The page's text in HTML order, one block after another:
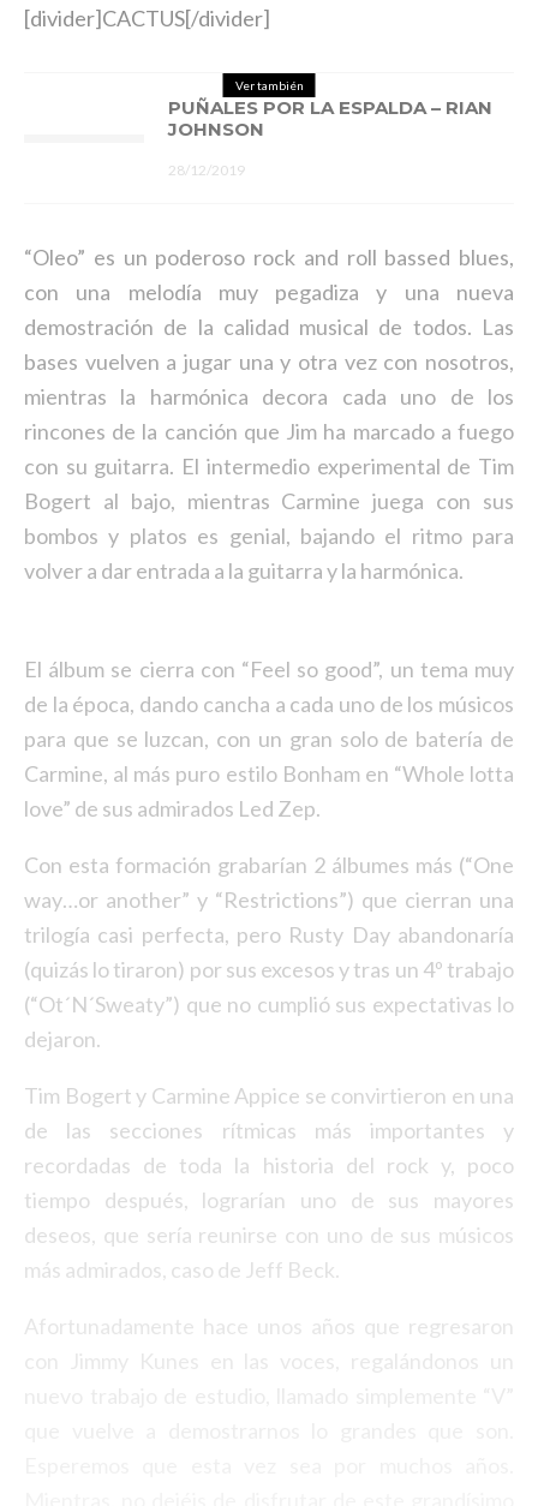
[divider]CACTUS[/divider]
Ver también
PUÑALES POR LA ESPALDA – RIAN
JOHNSON
28/12/2019
“Oleo” es un poderoso rock and roll bassed blues,
con una melodía muy pegadiza y una nueva
demostración de la calidad musical de todos. Las
bases vuelven a jugar una y otra vez con nosotros,
mientras la harmónica decora cada uno de los
rincones de la canción que Jim ha marcado a fuego
con su guitarra. El intermedio experimental de Tim
Bogert al bajo, mientras Carmine juega con sus
bombos y platos es genial, bajando el ritmo para
volver a dar entrada a la guitarra y la harmónica.
El álbum se cierra con “Feel so good”, un tema muy
de la época, dando cancha a cada uno de los músicos
para que se luzcan, con un gran solo de batería de
Carmine, al más puro estilo Bonham en “Whole lotta
love” de sus admirados Led Zep.
Con esta formación grabarían 2 álbumes más (“One
way…or another” y “Restrictions”) que cierran una
trilogía casi perfecta, pero Rusty Day abandonaría
(quizás lo tiraron) por sus excesos y tras un 4º trabajo
(“Ot´N´Sweaty”) que no cumplió sus expectativas lo
dejaron.
Tim Bogert y Carmine Appice se convirtieron en una
de las secciones rítmicas más importantes y
recordadas de toda la historia del rock y, poco
tiempo después, lograrían uno de sus mayores
deseos, que sería reunirse con uno de sus músicos
más admirados, caso de Jeff Beck.
Afortunadamente hace unos años que regresaron